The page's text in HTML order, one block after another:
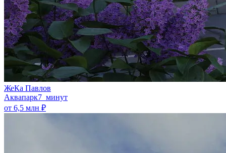
ЖеКа Павлов
Аквапарк7 минут
от 6,5 млн ₽